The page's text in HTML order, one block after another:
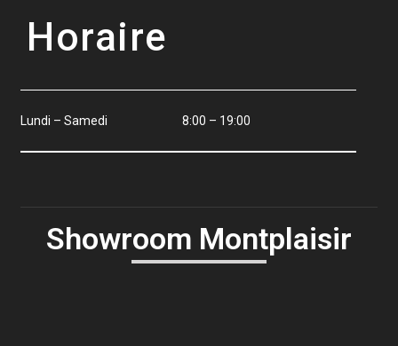
Horaire
Lundi – Samedi 8:00 – 19:00
Showroom Montplaisir